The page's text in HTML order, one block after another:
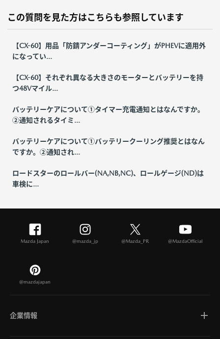
この質問を見た方はこちらも参照しています
【CX-60】用品「防錆アンダーコーティング」がPHEVに適用外
になってい...
【CX-60】それぞれ異なる大きさのモーターとバッテリーを持
つ48Vマイル...
バッテリーケアについて①タイマー充電通知とはなんですか。
②通知されるタイミ...
バッテリーケアについて①バッテリークーリング推奨とはなん
ですか。②通知され...
ロードスターのロールバー(NA,NB,NC)、ロールゲージ(ND)は
車検に...
Mazda Japan @mazda_jp @Mazda_PR @MazdaOfficial
@mazdajapan
企業情報